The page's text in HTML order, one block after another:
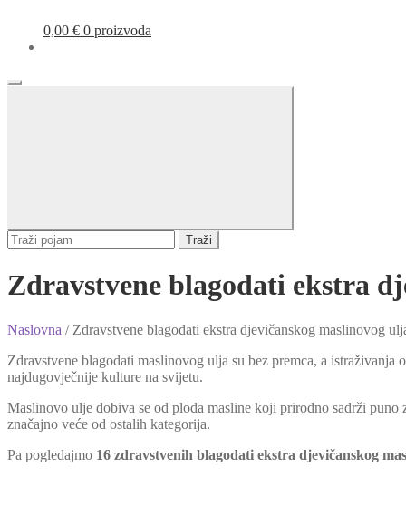
0,00 € 0 proizvoda
Traži
Zdravstvene blagodati ekstra
Naslovna / Zdravstvene blagodati ekstra djevičanskog maslinovog
Zdravstvene blagodati maslinovog ulja su bez premca, a
najdugovječnije kulture na svijetu.
Maslinovo ulje dobiva se od ploda masline koji prirodno sadrži
značajno veće od ostalih kategorija.
Pa pogledajmo 16 zdravstvenih blagodati ekstra djevičanskog